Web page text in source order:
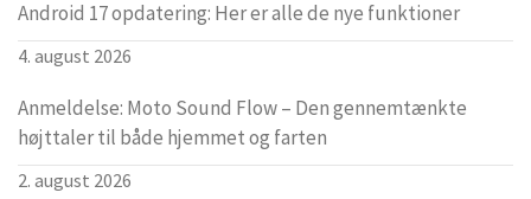
Android 17 opdatering: Her er alle de nye funktioner
4. august 2026
Anmeldelse: Moto Sound Flow – Den gennemtænkte
højttaler til både hjemmet og farten
2. august 2026